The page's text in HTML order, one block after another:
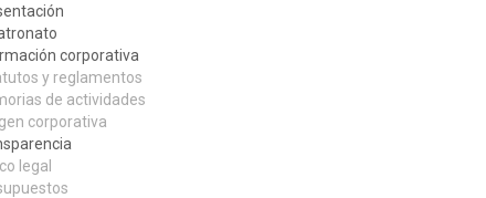
corporativa
y reglamentos
de actividades
corporativa
legal